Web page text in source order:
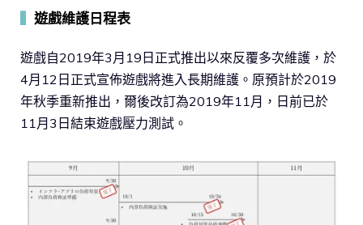
遊戲維護日程表
遊戲自2019年3月19日正式推出以來反覆多次維護，於
4月12日正式宣佈遊戲將進入長期維護。原預計於2019
年秋季重新推出，爾後改訂為2019年11月，日前已於
11月3日結束遊戲壓力測試。